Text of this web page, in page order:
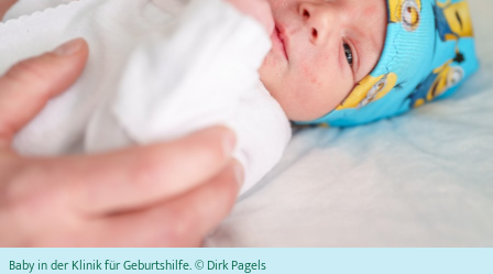
Baby in der Klinik für Geburtshilfe. © Dirk Pagels